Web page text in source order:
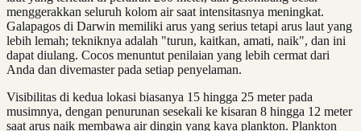
menggerakkan seluruh kolom air saat intensitasnya meningkat.
Galapagos di Darwin memiliki arus yang serius tetapi arus laut yang
lebih lemah; tekniknya adalah "turun, kaitkan, amati, naik", dan ini
dapat diulang. Cocos menuntut penilaian yang lebih cermat dari
Anda dan divemaster pada setiap penyelaman.
Visibilitas di kedua lokasi biasanya 15 hingga 25 meter pada
musimnya, dengan penurunan sesekali ke kisaran 8 hingga 12 meter
saat arus naik membawa air dingin yang kaya plankton. Plankton